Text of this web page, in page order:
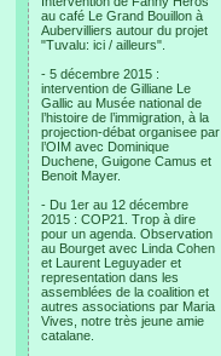
au café Le Grand Bouillon à
Aubervilliers autour du projet
"Tuvalu: ici / ailleurs".
- 5 décembre 2015 :
intervention de Gilliane Le
Gallic au Musée national de
l’histoire de l’immigration, à la
projection-débat organisee par
l’OIM avec Dominique
Duchene, Guigone Camus et
Benoit Mayer.
- Du 1er au 12 décembre
2015 : COP21. Trop à dire
pour un agenda. Observation
au Bourget avec Linda Cohen
et Laurent Leguyader et
representation dans les
assemblées de la coalition et
autres associations par Maria
Vives, notre très jeune amie
catalane.